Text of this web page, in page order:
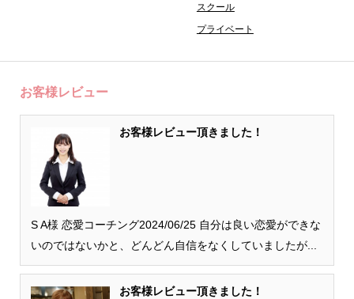
スクール
プライベート
お客様レビュー
お客様レビュー頂きました！
S A様 恋愛コーチング2024/06/25 自分は良い恋愛ができな
いのではないかと、どんどん自信をなくしていましたが...
お客様レビュー頂きました！